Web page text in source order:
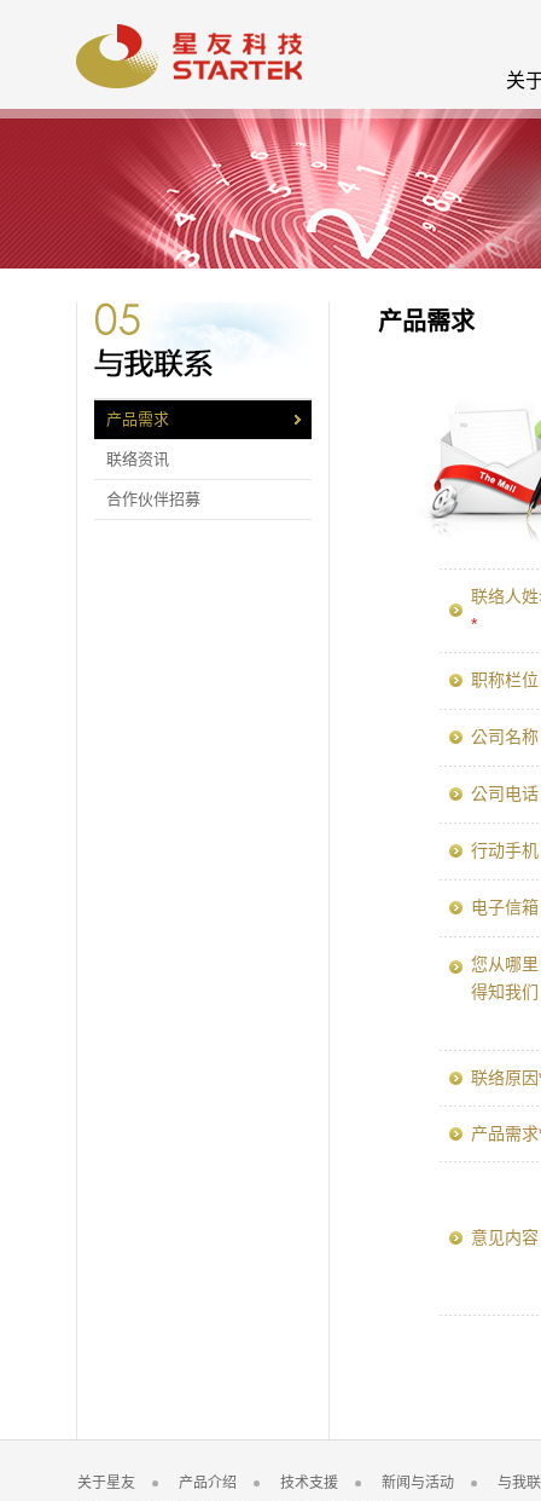
关
产品需求
联络人
*
职称栏
公司名
公司电
行动手机
电子信
您从哪里
得知我
联络原因
产品需求
意见内
产品需求
联络资讯
合作伙伴招募
关于星友 产品介绍 技术支援 新闻与活动
与我